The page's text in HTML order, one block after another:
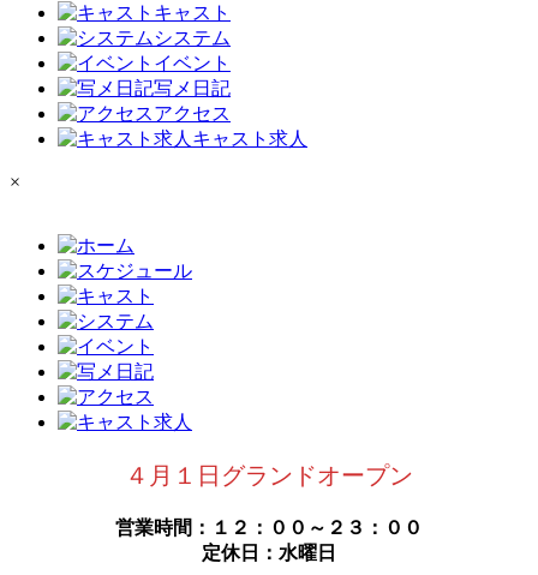
キャスト
システム
イベント
写メ日記
アクセス
キャスト求人
×
４月１日グランドオープン
営業時間：１２：００～２３：００
定休日：水曜日